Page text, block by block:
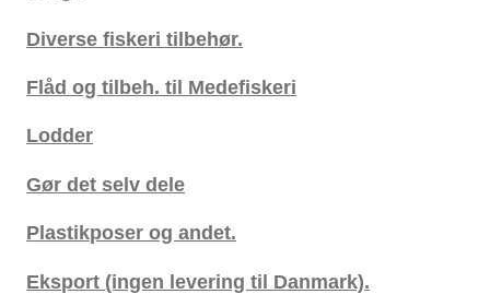
Diverse fiskeri tilbehør.
Flåd og tilbeh. til Medefiskeri
Lodder
Gør det selv dele
Plastikposer og andet.
Eksport (ingen levering til Danmark).